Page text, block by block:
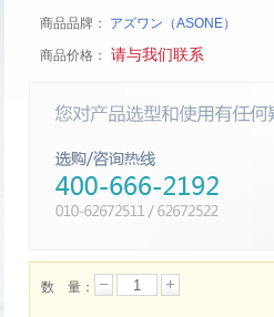
商品品牌： アズワン（ASONE）
商品价格： 请与我们联系
数 量：